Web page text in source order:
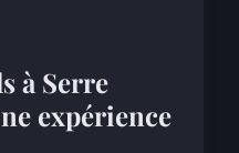
à Serre
expérience